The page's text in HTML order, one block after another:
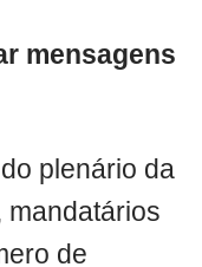
mensagens
plenário da
mandatários
de